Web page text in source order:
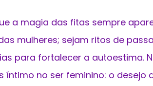
a magia das fitas sempre
mulheres; sejam ritos de
para fortalecer a autoestima.
íntimo no ser feminino: o desejo